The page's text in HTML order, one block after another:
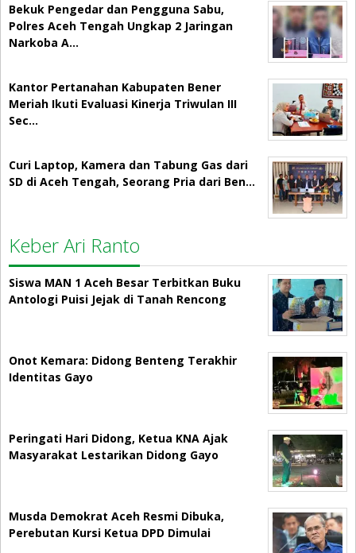
Bekuk Pengedar dan Pengguna Sabu,
Polres Aceh Tengah Ungkap 2 Jaringan
Narkoba A…
Kantor Pertanahan Kabupaten Bener
Meriah Ikuti Evaluasi Kinerja Triwulan III
Sec…
Curi Laptop, Kamera dan Tabung Gas dari
SD di Aceh Tengah, Seorang Pria dari Ben…
Keber Ari Ranto
Siswa MAN 1 Aceh Besar Terbitkan Buku
Antologi Puisi Jejak di Tanah Rencong
Onot Kemara: Didong Benteng Terakhir
Identitas Gayo
Peringati Hari Didong, Ketua KNA Ajak
Masyarakat Lestarikan Didong Gayo
Musda Demokrat Aceh Resmi Dibuka,
Perebutan Kursi Ketua DPD Dimulai